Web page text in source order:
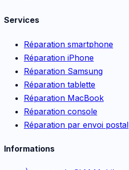
Services
Réparation smartphone
Réparation iPhone
Réparation Samsung
Réparation tablette
Réparation MacBook
Réparation console
Réparation par envoi postal
Informations